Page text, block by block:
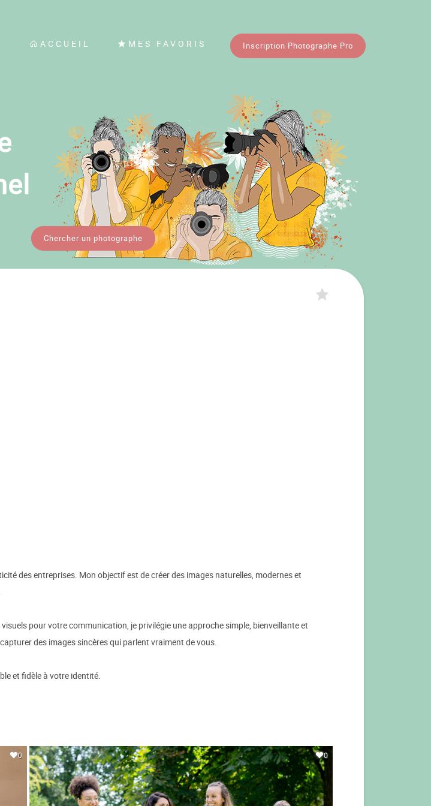
ACCUEIL MES FAVORIS Inscription Photographe Pro
Chercher un photographe
des entreprises. Mon objectif est de créer des images naturelles, modernes et
pour votre communication, je privilégie une approche simple, bienveillante et
des images sincères qui parlent vraiment de vous.
et fidèle à votre identité.
0 0